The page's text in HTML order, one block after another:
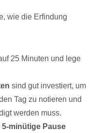
wie die Erfindung
25 Minuten und lege
sind gut investiert, um
Tag zu notieren und
werden muss.
5-minütige Pause